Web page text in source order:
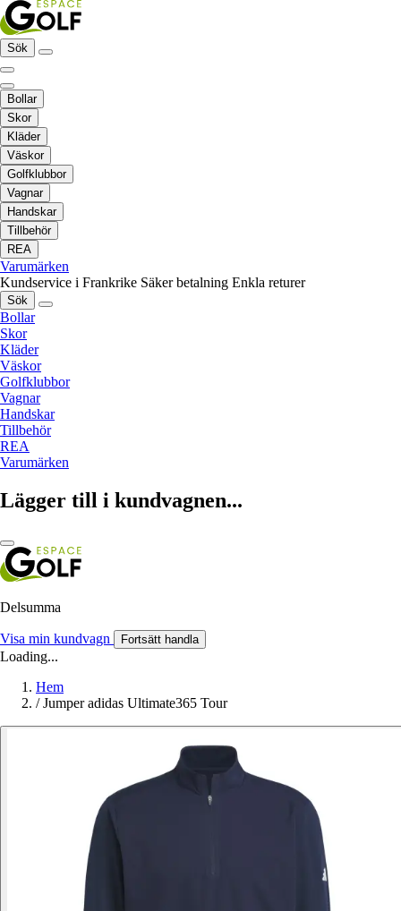
Sök
Bollar
Skor
Kläder
Väskor
Golfklubbor
Vagnar
Handskar
Tillbehör
REA
Varumärken
Kundservice i Frankrike Säker betalning Enkla returer
Sök
Bollar
Skor
Kläder
Väskor
Golfklubbor
Vagnar
Handskar
Tillbehör
REA
Varumärken
Lägger till i kundvagnen...
Delsumma
Visa min kundvagn Fortsätt handla
Loading...
Hem
/ Jumper adidas Ultimate365 Tour